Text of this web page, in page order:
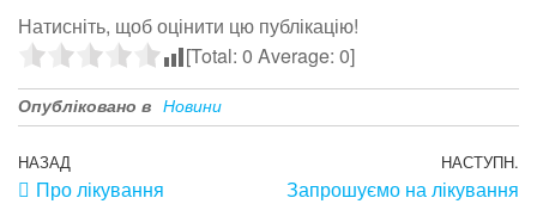
Натисніть, щоб оцінити цю публікацію!
[Total: 0 Average: 0]
Опубліковано в Новини
НАЗАД
Про лікування
НАСТУПН.
Запрошуємо на лікування